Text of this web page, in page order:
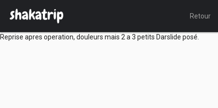
Retour
Reprise apres operation, douleurs mais 2 a 3 petits Darslide posé.